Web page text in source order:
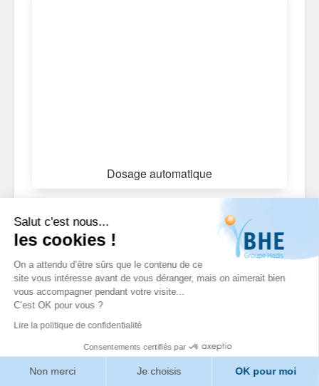
Salut c'est nous...
les cookies !
On a attendu d’être sûrs que le contenu de ce
site vous intéresse avant de vous déranger, mais on aimerait bien
vous accompagner pendant votre visite...
C’est OK pour vous ?
Lire la politique de confidentialité
Consentements certifiés par
Non merci Je choisis OK pour moi
Dosage automatique